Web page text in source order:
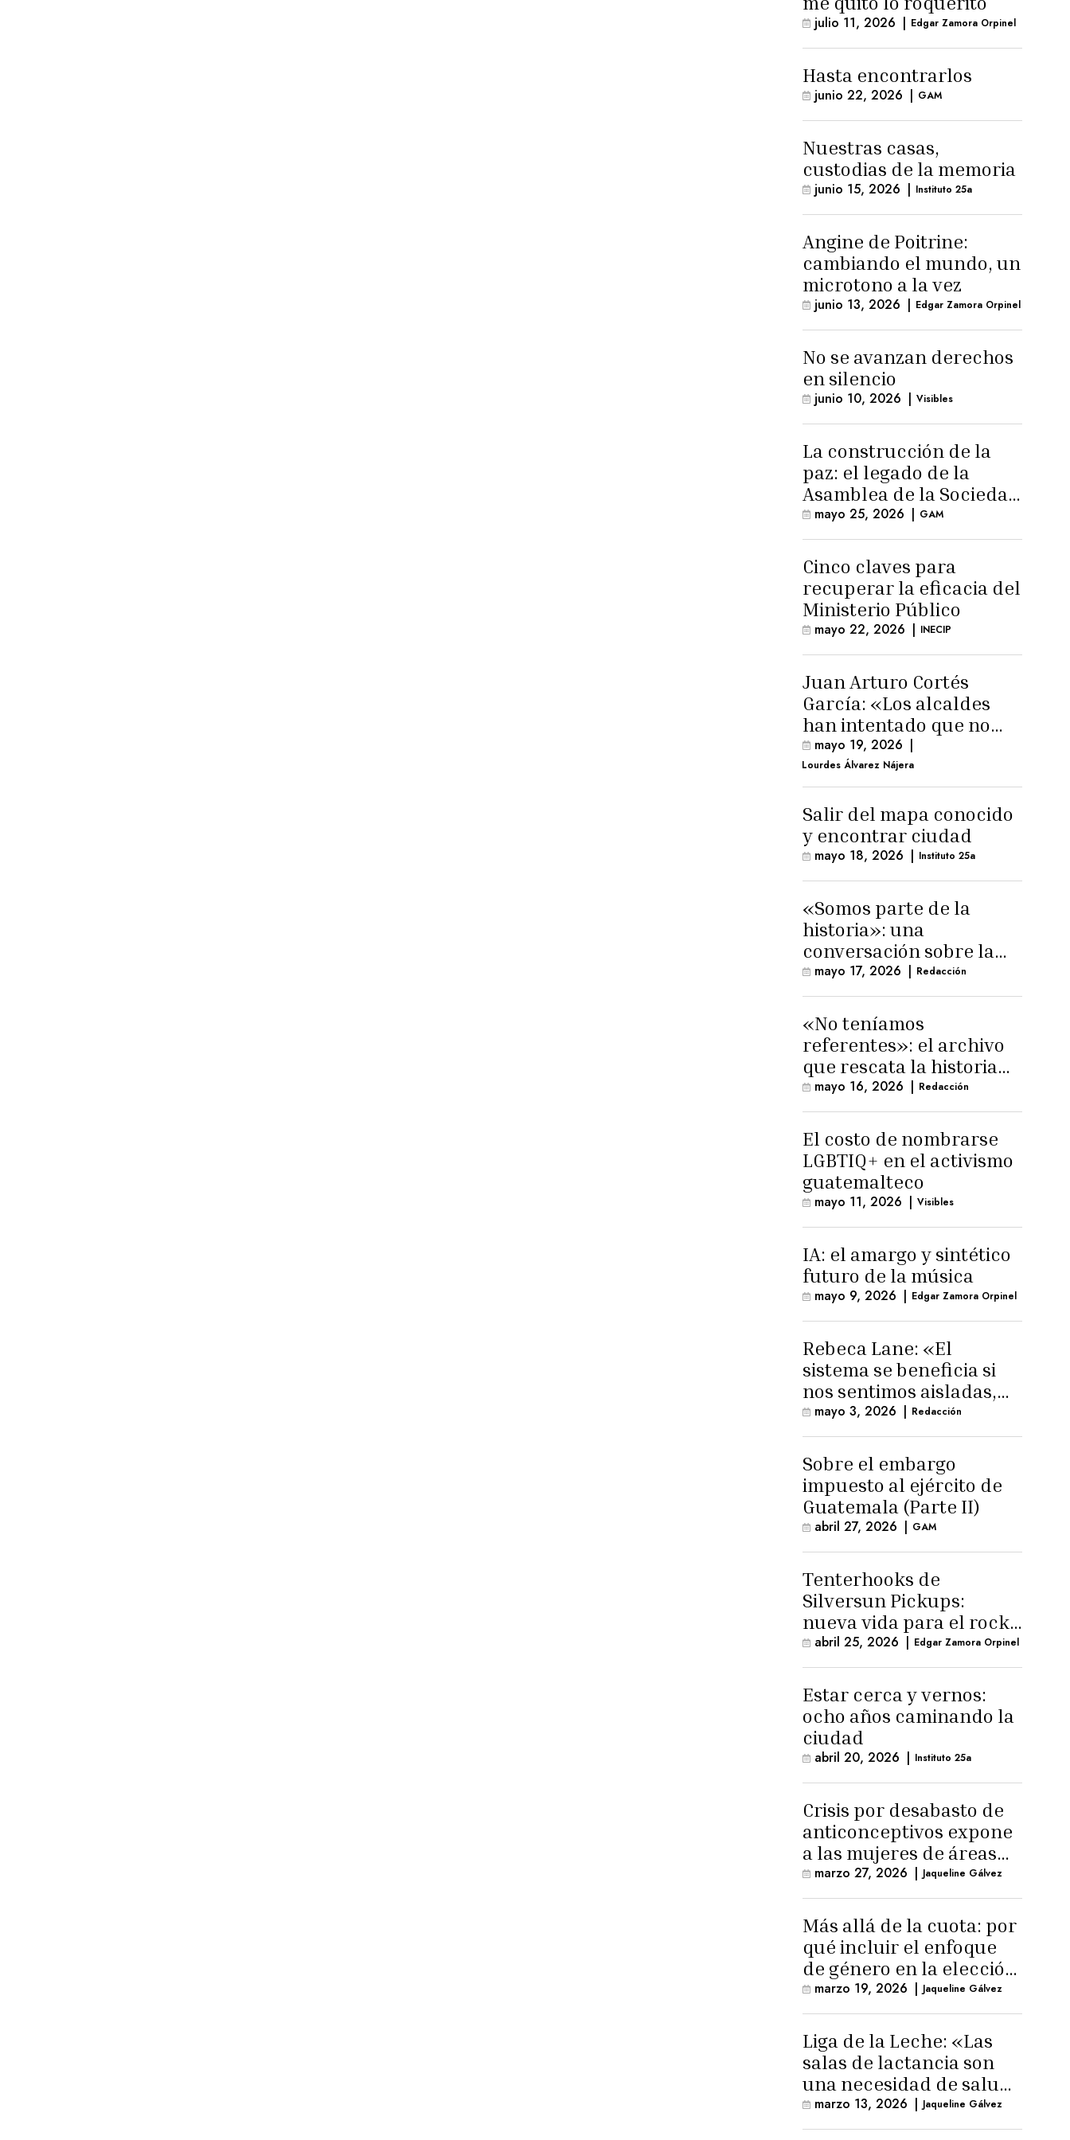
julio 11, 2026 | Edgar Zamora Orpinel
Hasta encontrarlos
junio 22, 2026 | GAM
Nuestras casas,
custodias de la memoria
junio 15, 2026 | Instituto 25a
Angine de Poitrine:
cambiando el mundo, un
microtono a la vez
junio 13, 2026 | Edgar Zamora Orpinel
No se avanzan derechos
en silencio
junio 10, 2026 | Visibles
La construcción de la
paz: el legado de la
Asamblea de la Sociedad
Civil
mayo 25, 2026 | GAM
Cinco claves para
recuperar la eficacia del
Ministerio Público
mayo 22, 2026 | INECIP
Juan Arturo Cortés
García: «Los alcaldes
han intentado que no
exista el terreno
comunal»
mayo 19, 2026 |
Lourdes Álvarez Nájera
Salir del mapa conocido
y encontrar ciudad
mayo 18, 2026 | Instituto 25a
«Somos parte de la
historia»: una
conversación sobre la
memoria trans
masculina
mayo 17, 2026 | Redacción
«No teníamos
referentes»: el archivo
que rescata la historia
trans masculina en
Latinoamérica
mayo 16, 2026 | Redacción
El costo de nombrarse
LGBTIQ+ en el activismo
guatemalteco
mayo 11, 2026 | Visibles
IA: el amargo y sintético
futuro de la música
mayo 9, 2026 | Edgar Zamora Orpinel
Rebeca Lane: «El
sistema se beneficia si
nos sentimos aisladas,
sin esperanza o espacio
para la ternura»
mayo 3, 2026 | Redacción
Sobre el embargo
impuesto al ejército de
Guatemala (Parte II)
abril 27, 2026 | GAM
Tenterhooks de
Silversun Pickups:
nueva vida para el rock
alternativo
abril 25, 2026 | Edgar Zamora Orpinel
Estar cerca y vernos:
ocho años caminando la
ciudad
abril 20, 2026 | Instituto 25a
Crisis por desabasto de
anticonceptivos expone
a las mujeres de áreas
rurales
marzo 27, 2026 | Jaqueline Gálvez
Más allá de la cuota: por
qué incluir el enfoque
de género en la elección
de Fiscal General
marzo 19, 2026 | Jaqueline Gálvez
Liga de la Leche: «Las
salas de lactancia son
una necesidad de salud
pública»
marzo 13, 2026 | Jaqueline Gálvez